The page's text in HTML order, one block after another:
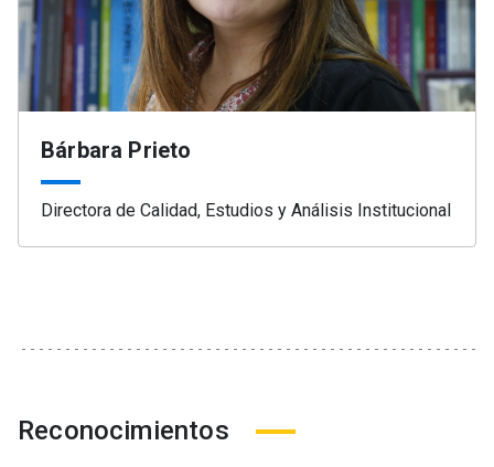
Bárbara Prieto
Directora de Calidad, Estudios y Análisis Institucional
Reconocimientos